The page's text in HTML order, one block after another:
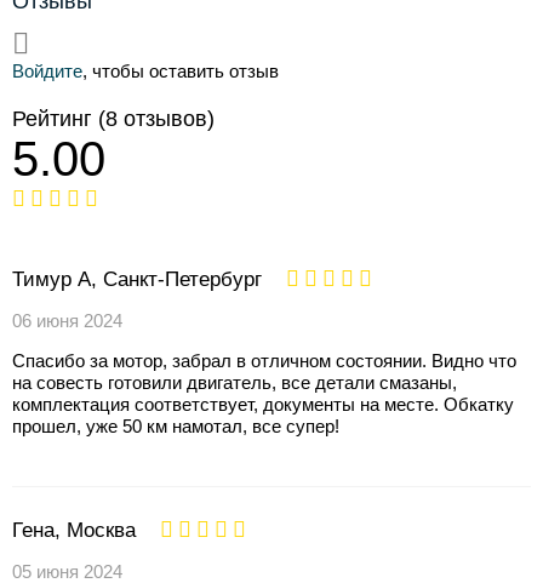
Тимур А, Санкт-Петербург
06 июня 2024
Спасибо за мотор, забрал в отличном состоянии. Видно что
на совесть готовили двигатель, все детали смазаны,
комплектация соответствует, документы на месте. Обкатку
прошел, уже 50 км намотал, все супер!
Гена, Москва
05 июня 2024
Войдите, чтобы оставить отзыв
Рейтинг (8 отзывов)
5.00